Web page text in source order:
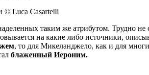
© Luca Casartelli
таким же атрибутом. Трудно
на какие либо источники,
, то для Микеланджело, как и для
блаженный Иероним.